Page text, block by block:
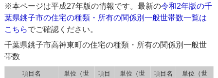
※本ページは平成27年版の情報です。最新の令和2年版の千
葉県銚子市の住宅の種類・所有の関係別一般世帯数一覧は
こちらでご確認ください。
千葉県銚子市高神東町の住宅の種類・所有の関係別一般世
帯数
項目名
単位（世
項目
単位（世
項目名
単位（世